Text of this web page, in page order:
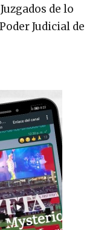
de lo
Judicial de